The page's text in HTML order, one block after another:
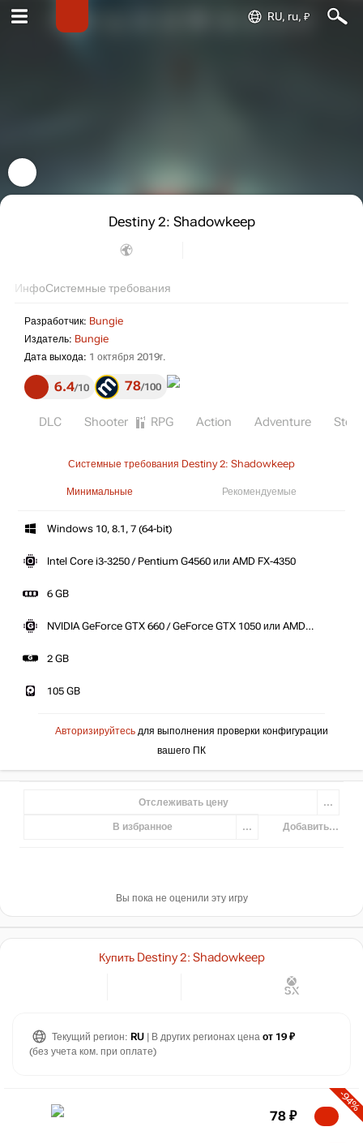
RU, ru, ₽
Destiny 2: Shadowkeep
ИнфоСистемные требования
Разработчик: Bungie
Издатель: Bungie
Дата выхода: 1 октября 2019г.
6.4 10 78 100
DLC Shooter RPG Action Adventure
Системные требования Destiny 2: Shadowkeep
Минимальные Рекомендуемые
Windows 10, 8.1, 7 (64-bit)
Intel Core i3-3250 / Pentium G4560 или AMD FX-4350
6 GB
NVIDIA GeForce GTX 660 / GeForce GTX 1050 или AMD
2 GB
105 GB
Авторизируйтесь для выполнения проверки конфигурации
вашего ПК
Отслеживать цену ...
В избранное ... Добавить...
Вы пока не оценили эту игру
Купить Destiny 2: Shadowkeep
Текущий регион: RU | В других регионах цена от 19 ₽
(без учета ком. при оплате)
-94%
78 ₽